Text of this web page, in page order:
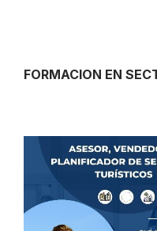
FORMACION EN